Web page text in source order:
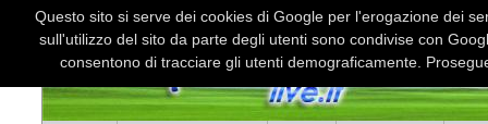
Questo sito si serve dei cookies di Google per l'erogazione dei
sull'utilizzo del sito da parte degli utenti sono condivise con
consentono di tracciare gli utenti demograficamente.